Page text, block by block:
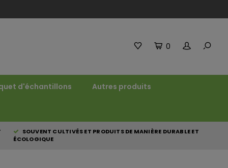
0
d'échantillons Autres produits
SOUVENT CULTIVÉS ET PRODUITS DE MANIÈRE DURABLE ET
ÉCOLOGIQUE